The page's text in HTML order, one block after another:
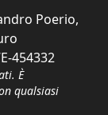
Poerio,
454332
È
qualsiasi